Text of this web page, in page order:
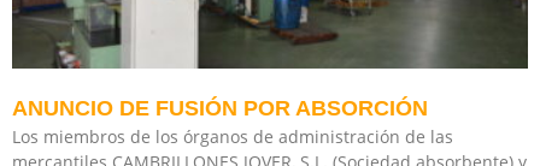
ANUNCIO DE FUSIÓN POR ABSORCIÓN
Los miembros de los órganos de administración de las